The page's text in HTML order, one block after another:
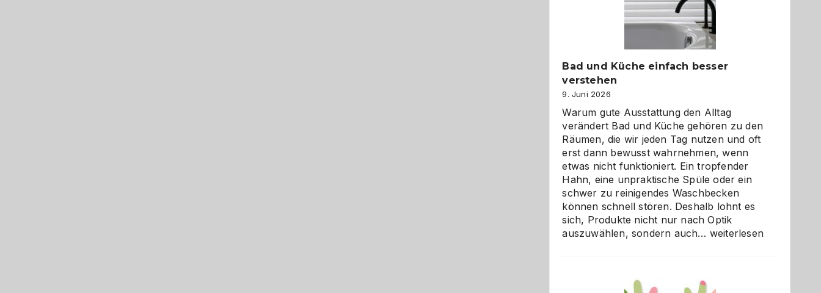
Bad und Küche einfach besser
verstehen
9. Juni 2026
Warum gute Ausstattung den Alltag
verändert Bad und Küche gehören zu den
Räumen, die wir jeden Tag nutzen und oft
erst dann bewusst wahrnehmen, wenn
etwas nicht funktioniert. Ein tropfender
Hahn, eine unpraktische Spüle oder ein
schwer zu reinigendes Waschbecken
können schnell stören. Deshalb lohnt es
sich, Produkte nicht nur nach Optik
auszuwählen, sondern auch… Bad
besser
weiterlesen